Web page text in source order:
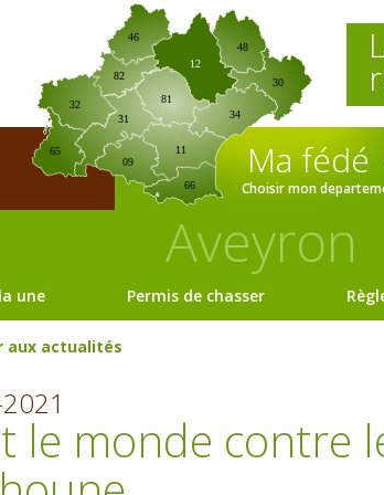
09
12
30
31
32
34
46
65
66
81
82
11
48
Ma fédé
Choisir mon
Aveyron
une Permis de chasser
aux actualités
le monde contre